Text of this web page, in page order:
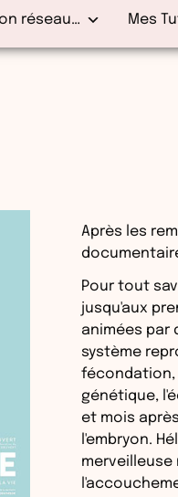
réseau… Mes
Après les
Pour tout
jusqu'aux
animées par
système
fécondation,
génétique,
et mois
l'embryon.
merveilleuse